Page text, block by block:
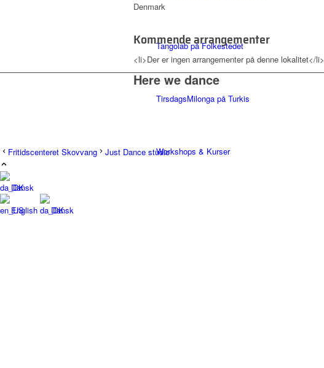
Tangolab på Folkestedet
TirsdagsMilonga på Turkis
Workshops & Kurser
Denmark
Kommende arrangementer
<li>Der er ingen arrangementer på denne lokalitet</li>
Here we dance
Fritidscenteret Skovvang
Just Dance studio
Dansk
English
Dansk